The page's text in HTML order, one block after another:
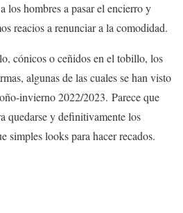
los hombres a pasar el encierro y
reacios a renunciar a la comodidad.
cónicos o ceñidos en el tobillo, los
algunas de las cuales se han visto
invierno 2022/2023. Parece que
quedarse y definitivamente los
simples looks para hacer recados.